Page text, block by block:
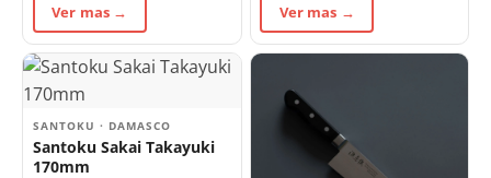
Ver mas → Ver mas →
SANTOKU · DAMASCO
Santoku Sakai Takayuki
170mm